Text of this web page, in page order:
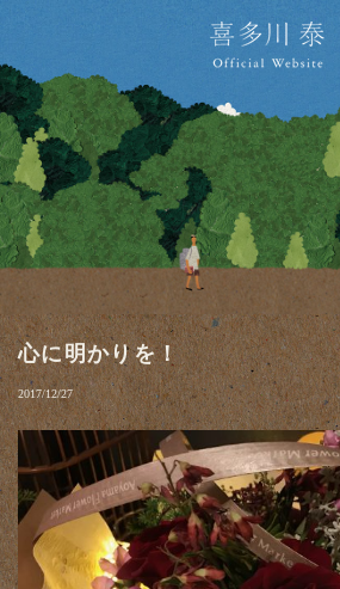
心に明かりを！
2017/12/27